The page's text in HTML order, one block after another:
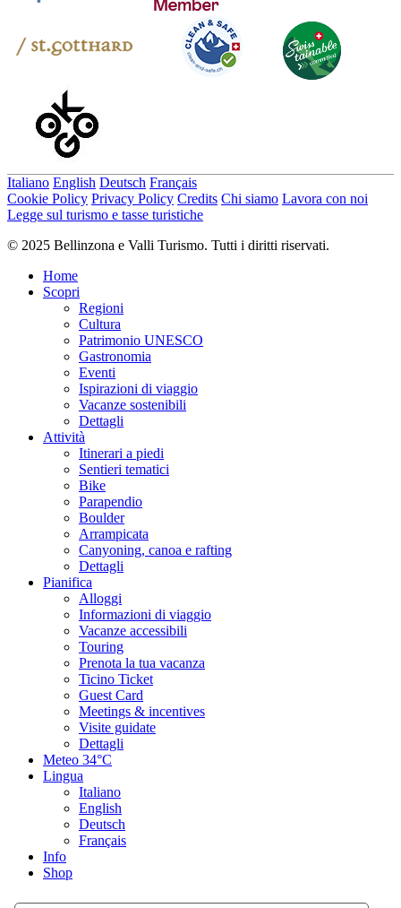
Italiano English Deutsch Français
Cookie Policy Privacy Policy Credits Chi siamo Lavora con noi
Legge sul turismo e tasse turistiche
© 2025 Bellinzona e Valli Turismo. Tutti i diritti riservati.
Home
Scopri
Regioni
Cultura
Patrimonio UNESCO
Gastronomia
Eventi
Ispirazioni di viaggio
Vacanze sostenibili
Dettagli
Attività
Itinerari a piedi
Sentieri tematici
Bike
Parapendio
Boulder
Arrampicata
Canyoning, canoa e rafting
Dettagli
Pianifica
Alloggi
Informazioni di viaggio
Vacanze accessibili
Touring
Prenota la tua vacanza
Ticino Ticket
Guest Card
Meetings & incentives
Visite guidate
Dettagli
Meteo 34°C
Lingua
Italiano
English
Deutsch
Français
Info
Shop